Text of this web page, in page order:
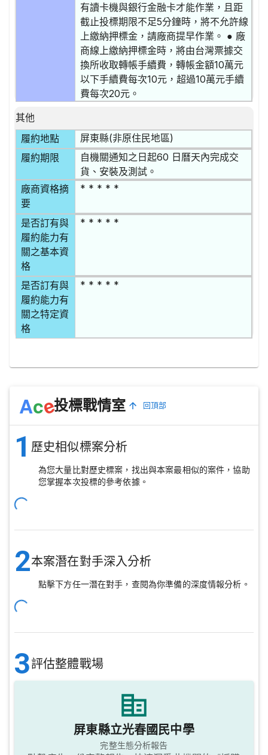
有讀卡機與銀行金融卡才能作業，且距
截止投標期限不足5分鐘時，將不允許線
上繳納押標金，請廠商提早作業。 ● 廠
商線上繳納押標金時，將由台灣票據交
換所收取轉帳手續費，轉帳金額10萬元
以下手續費每次10元，超過10萬元手續
費每次20元。
其他
履約地點
屏東縣(非原住民地區)
履約期限
自機關通知之日起60 日曆天內完成交
貨、安裝及測試。
廠商資格摘
要
* * * * *
是否訂有與
履約能力有
關之基本資
格
* * * * *
是否訂有與
履約能力有
關之特定資
格
* * * * *
Ace投標戰情室 回頂部
1 歷史相似標案分析
為您大量比對歷史標案，找出與本案最相似的案件，協助
您掌握本次投標的參考依據。
2本案潛在對手深入分析
點擊下方任一潛在對手，查閱為你準備的深度情報分析。
3評估整體戰場
屏東縣立光春國民中學
完整生態分析報告